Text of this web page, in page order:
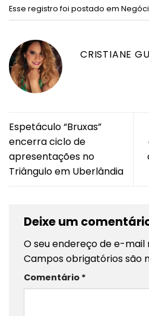
Esse registro foi postado em
CRISTIANE
Espetáculo “Bruxas”
encerra ciclo de
apresentações no
Triângulo em Uberlândia
Deixe um
O seu endereço de e-mail
Campos obrigatórios são
Comentário *